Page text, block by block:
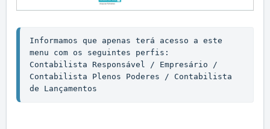
Informamos que apenas terá acesso a este
menu com os seguintes perfis:
Contabilista Responsável / Empresário /
Contabilista Plenos Poderes / Contabilista
de Lançamentos